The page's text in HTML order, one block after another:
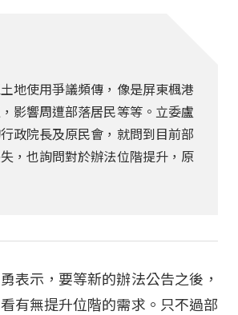
地使用爭議頻傳，像是屏東楓港
影響周遭部落居民等等。立委盧
政院長及原民會，就問到目前部
，也詢問對於辦法位階提升，原
表示，要等新的辦法公告之後，
有無提升位階的需求。只不過部